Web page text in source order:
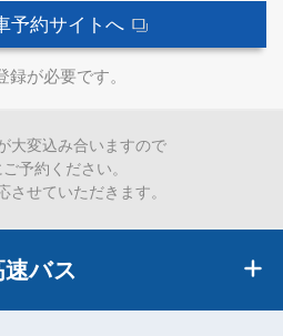
予約サイトへ
が必要です。
大変込み合いますので
予約ください。
せていただきます。
速バス